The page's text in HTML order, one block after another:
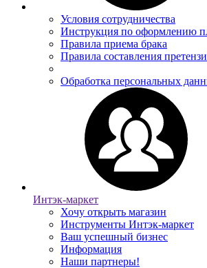
Условия сотрудничества
Инструкция по оформлению
Правила приема брака
Правила составления
Обработка персональных
Интэк-маркет
Хочу открыть магазин
Инструменты Интэк-маркет
Ваш успешный бизнес
Информация
Наши партнеры!